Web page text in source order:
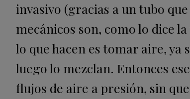
invasivo (gracias a un tubo
mecánicos son, como lo dice
lo que hacen es tomar aire,
luego lo mezclan. Entonces
flujos de aire a presión, sin